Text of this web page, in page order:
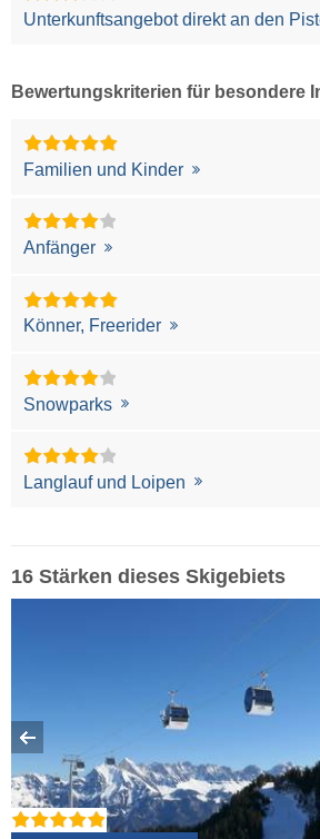
Unterkunftsangebot direkt an den
Bewertungskriterien für besondere
Familien und Kinder
Anfänger
Könner, Freerider
Snowparks
Langlauf und Loipen
16 Stärken dieses Skigebiets